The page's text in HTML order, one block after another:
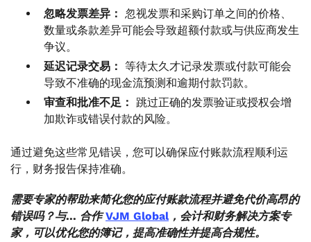
忽略发票差异： 忽视发票和采购订单之间的价格、
数量或条款差异可能会导致超额付款或与供应商发生
争议。
延迟记录交易： 等待太久才记录发票或付款可能会
导致不准确的现金流预测和逾期付款罚款。
审查和批准不足：
跳过正确的发票验证或授权会增
加欺诈或错误付款的风险。
通过避免这些常见错误，您可以确保应付账款流程顺利运
行，财务报告保持准确。
需要专家的帮助来简化您的应付账款流程并避免代价高昂的
错误吗？与... 合作VJM Global，会计和财务解决方案专
家，可以优化您的簿记，提高准确性并提高合规性。